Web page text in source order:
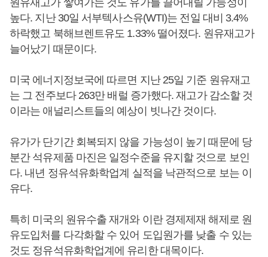
원유재고가 쌓여가는 것도 유가를 끌어내릴 가능성이
높다. 지난 30일 서부텍사스유(WTI)는 전일 대비 3.4%
하락했고 북해브렌트유도 1.33% 떨어졌다. 원유재고가
늘어났기 때문이다.
미국 에너지정보국에 따르면 지난 25일 기준 원유재고
는 그 전주보다 263만 배럴 증가했다. 재고가 감소할 것
이라는 애널리스트들의 예상이 빗나간 것이다.
유가가 단기간 회복되지 않을 가능성이 높기 때문에 당
분간 석유제품 마진은 일정수준을 유지할 것으로 보인
다. 내년 정유석유화학업계 실적을 낙관적으로 보는 이
유다.
특히 미국의 원유수출 재개와 이란 경제제재 해제로 원
유도입처를 다각화할 수 있어 도입원가를 낮출 수 있는
것도 정유석유화학업계에 유리한 대목이다.